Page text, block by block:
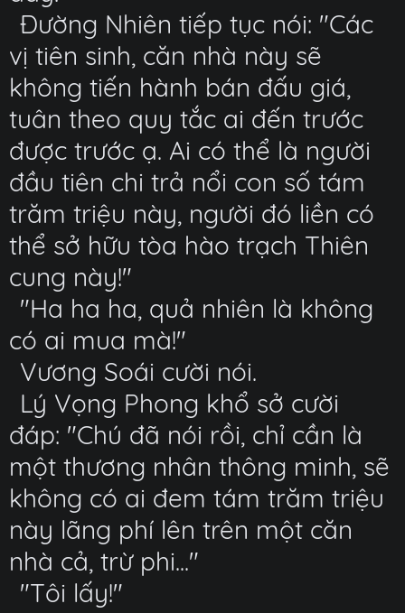
Đường Nhiên tiếp tục nói: "Các
vị tiên sinh, căn nhà này sẽ
không tiến hành bán đấu giá,
tuân theo quy tắc ai đến trước
được trước ạ. Ai có thể là người
đầu tiên chi trả nổi con số tám
trăm triệu này, người đó liền có
thể sở hữu tòa hào trạch Thiên
cung này!"
"Ha ha ha, quả nhiên là không
có ai mua mà!"
Vương Soái cười nói.
Lý Vọng Phong khổ sở cười
đáp: "Chú đã nói rồi, chỉ cần là
một thương nhân thông minh, sẽ
không có ai đem tám trăm triệu
này lãng phí lên trên một căn
nhà cả, trừ phi..."
"Tôi lấy!"